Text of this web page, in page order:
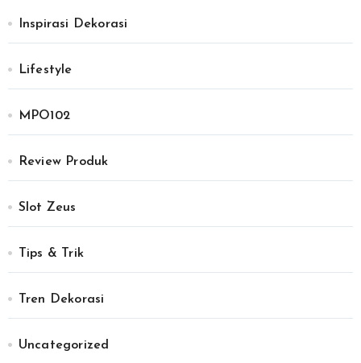
Inspirasi Dekorasi
Lifestyle
MPO102
Review Produk
Slot Zeus
Tips & Trik
Tren Dekorasi
Uncategorized